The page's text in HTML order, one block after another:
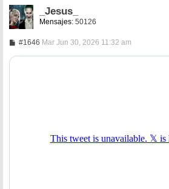
_Jesus_
Mensajes: 50126
#1646M
n
Mar Jun 30, 2026 11:32 am